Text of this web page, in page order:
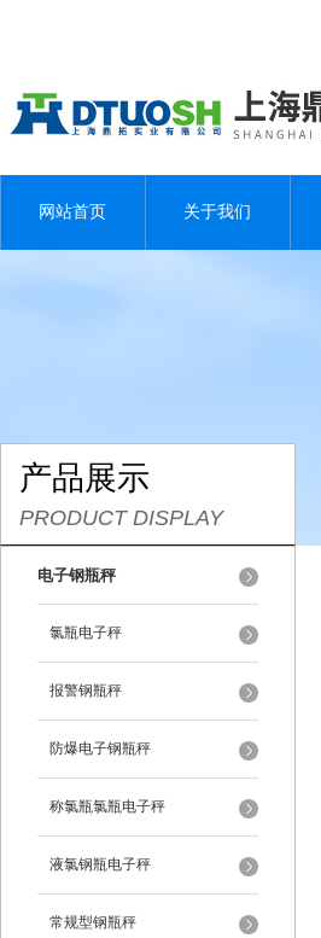
网站首页 关于我们
产品展示
PRODUCT DISPLAY
电子钢瓶秤
氯瓶电子秤
报警钢瓶秤
防爆电子钢瓶秤
称氯瓶氯瓶电子秤
液氯钢瓶电子秤
常规型钢瓶秤